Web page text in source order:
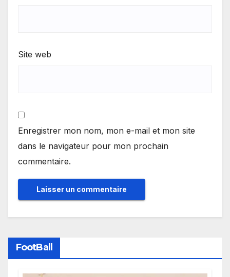
Site web
Enregistrer mon nom, mon e-mail et mon site
dans le navigateur pour mon prochain
commentaire.
FootBall